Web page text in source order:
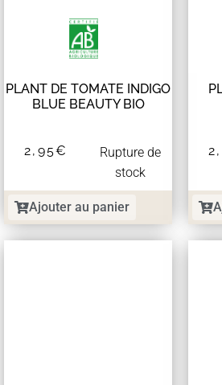
PLANT DE TOMATE INDIGO
BLUE BEAUTY BIO
2,95€
Rupture de
stock
Ajouter au panier